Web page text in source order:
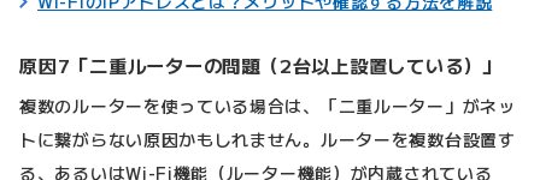
原因7「二重ルーターの問題（2台以上設置している）」
複数のルーターを使っている場合は、「二重ルーター」がネッ
トに繋がらない原因かもしれません。ルーターを複数台設置す
る、あるいはWi-Fi機能（ルーター機能）が内蔵されている